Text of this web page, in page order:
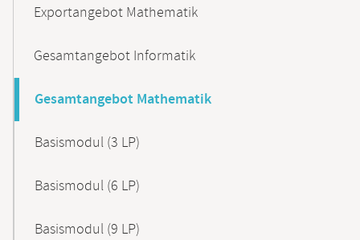
Exportangebot Mathematik
Gesamtangebot Informatik
Gesamtangebot Mathematik
Basismodul (3 LP)
Basismodul (6 LP)
Basismodul (9 LP)